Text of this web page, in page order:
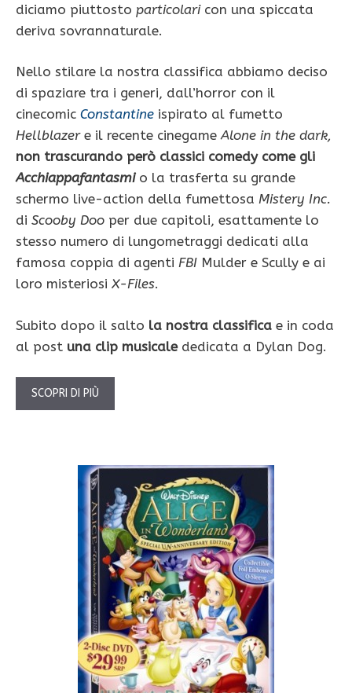
diciamo piuttosto particolari con una spiccata
deriva sovrannaturale.
Nello stilare la nostra classifica abbiamo deciso
di spaziare tra i generi, dall’horror con il
cinecomic Constantine ispirato al fumetto
Hellblazer e il recente cinegameAlone in the dark,
non trascurando però classici comedy come gli
Acchiappafantasmi o la trasferta su grande
schermo live-action della fumettosa Mistery Inc.
di Scooby Doo per due capitoli, esattamente lo
stesso numero di lungometraggi dedicati alla
famosa coppia di agenti FBI Mulder e Scully e ai
loro misteriosi X-Files.
Subito dopo il salto la nostra classifica e in coda
al post una clip musicalededicata a Dylan Dog.
SCOPRI DI PIÙ